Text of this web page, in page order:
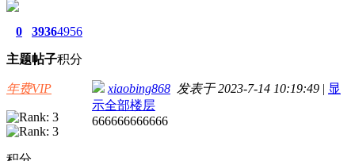
0
主题
3936
帖子
4956
积分
年费VIP xiaobing868 发表于 2023-7-14 10:19:49 | 显
示全部楼层
666666666666